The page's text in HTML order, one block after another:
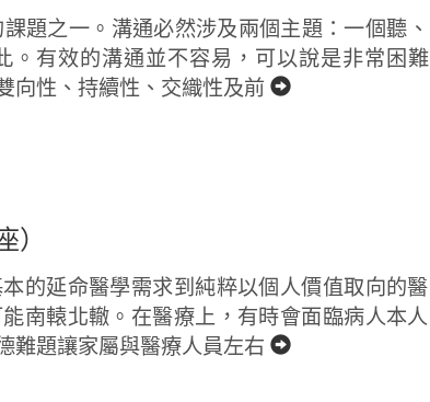
題之一。溝通必然涉及兩個主題：一個聽、
。有效的溝通並不容易，可以說是非常困難
向性、持續性、交織性及前
）
的延命醫學需求到純粹以個人價值取向的醫
南轅北轍。在醫療上，有時會面臨病人本人
難題讓家屬與醫療人員左右